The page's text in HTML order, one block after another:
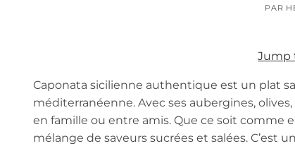
PAR
Jump
Caponata sicilienne authentique est un plat
méditerranéenne. Avec ses aubergines,
en famille ou entre amis. Que ce soit comme
mélange de saveurs sucrées et salées. C’est